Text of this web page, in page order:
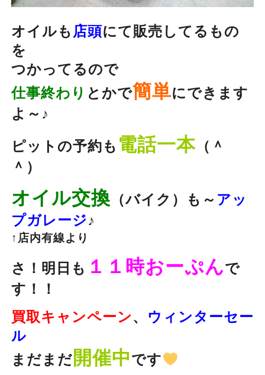
オイルも 店頭にて販売してるもの
を
つかってるので
仕事終わり とかで簡単にできます
よ～♪
ピットの予約も 電話一本（＾
＾）
オイル交換 （バイク）も～ アッ
プガレージ♪
↑店内有線より
さ！明日も １１時おーぷんで
す！！
買取キャンペーン、 ウィンターセー
ル
まだまだ 開催中です